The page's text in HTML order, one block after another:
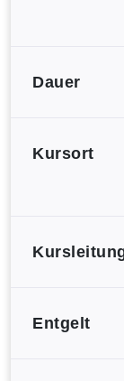
Dauer
Kursort
Entgelt